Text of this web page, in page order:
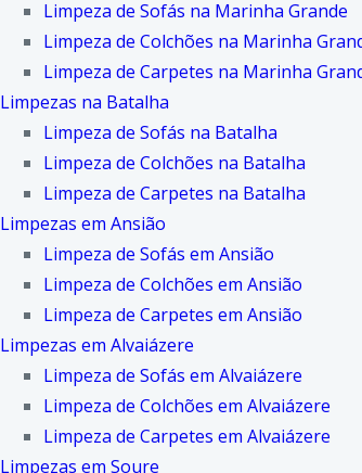
Limpeza de Sofás na Marinha Grande
Limpeza de Colchões na Marinha
Limpeza de Carpetes na Marinha
Limpezas na Batalha
Limpeza de Sofás na Batalha
Limpeza de Colchões na Batalha
Limpeza de Carpetes na Batalha
Limpezas em Ansião
Limpeza de Sofás em Ansião
Limpeza de Colchões em Ansião
Limpeza de Carpetes em Ansião
Limpezas em Alvaiázere
Limpeza de Sofás em Alvaiázere
Limpeza de Colchões em Alvaiázere
Limpeza de Carpetes em Alvaiázere
Limpezas em Soure